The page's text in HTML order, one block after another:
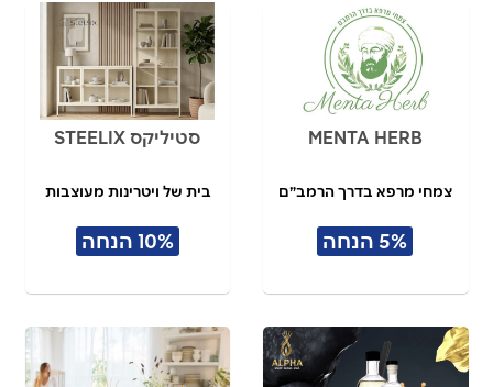
MENTA HERB
צמחי מרפא בדרך הרמב״ם
5% הנחה
סטיליקס STEELIX
בית של ויטרינות מעוצבות
10% הנחה